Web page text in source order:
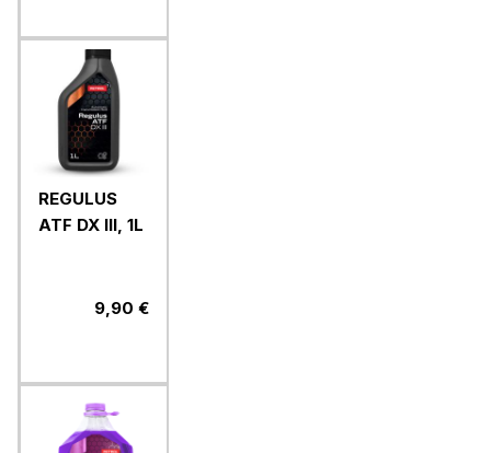
REGULUS
ATF DX III, 1L
9,90 €